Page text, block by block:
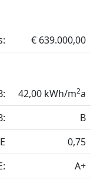
€ 639.000,00
42,00 kWh/m2a
B
0,75
A+